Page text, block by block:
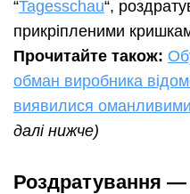
“Tagesschau“,
прикріпленими
Прочитайте також:
обман виробника
виявилися оманливими
далі нижче)
Роздратування —